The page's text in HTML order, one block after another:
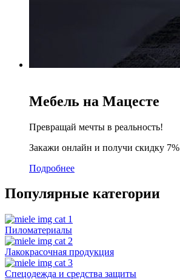
Мебель на Мацесте
Превращай мечты в реальность!
Закажи онлайн и получи скидку 7%
Подробнее
Популярные категории
Пиломатериалы
Лакокрасочная продукция
Спецодежда и средства защиты